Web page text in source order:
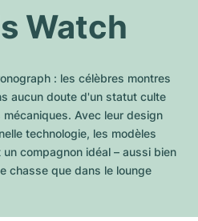
Watch
: les célèbres montres
aucun doute d'un statut culte
Avec leur design
technologie, les modèles
compagnon idéal – aussi bien
chasse que dans le lounge